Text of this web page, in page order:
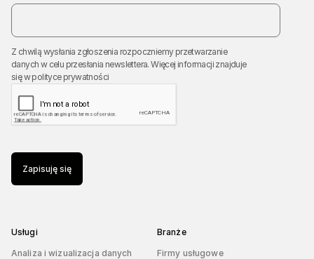
Z chwilą wysłania zgłoszenia rozpoczniemy przetwarzanie
danych w celu przesłania newslettera. Więcej informacji znajduje
się wpolityce prywatności
Zapisuję się
Usługi
Analiza i wizualizacja danych
Branże
Firmy usługowe